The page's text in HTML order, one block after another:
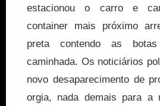
estacionou o carro e
container mais próximo
preta contendo as
caminhada. Os noticiários
novo desaparecimento de
orgia, nada demais para a